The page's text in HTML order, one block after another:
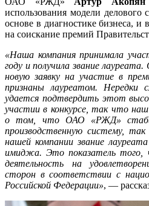
использования модели делового
основе в диагностике бизнеса, и
на соискание премий
«Наша компания принимала
году и получила звание
новую заявку на участие в
признаны лауреатом. Нередки
удается подтвердить этот
участии в конкурсе, так что наш
о том, что ОАО «РЖД»
производственную систему,
нашей компании звание
имиджа. Это показатель
деятельность на
сторон в соответствии с
Российской Федерации», —